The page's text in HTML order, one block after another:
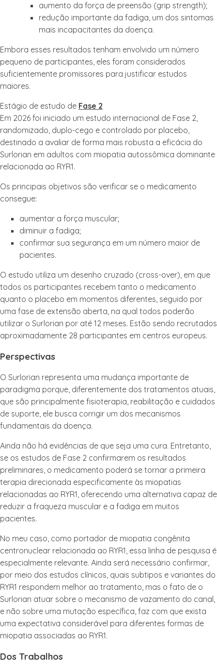
aumento da força de preensão (grip strength);
redução importante da fadiga, um dos sintomas
mais incapacitantes da doença.
Embora esses resultados tenham envolvido um número
pequeno de participantes, eles foram considerados
suficientemente promissores para justificar estudos
maiores.
Estágio de estudo de Fase 2
Em 2026 foi iniciado um estudo internacional de Fase 2,
randomizado, duplo-cego e controlado por placebo,
destinado a avaliar de forma mais robusta a eficácia do
Surlorian em adultos com miopatia autossômica dominante
relacionada ao RYR1.
Os principais objetivos são verificar se o medicamento
consegue:
aumentar a força muscular;
diminuir a fadiga;
confirmar sua segurança em um número maior de
pacientes.
O estudo utiliza um desenho cruzado (cross-over), em que
todos os participantes recebem tanto o medicamento
quanto o placebo em momentos diferentes, seguido por
uma fase de extensão aberta, na qual todos poderão
utilizar o Surlorian por até 12 meses. Estão sendo recrutados
aproximadamente 28 participantes em centros europeus.
Perspectivas
O Surlorian representa uma mudança importante de
paradigma porque, diferentemente dos tratamentos atuais,
que são principalmente fisioterapia, reabilitação e cuidados
de suporte, ele busca corrigir um dos mecanismos
fundamentais da doença.
Ainda não há evidências de que seja uma cura. Entretanto,
se os estudos de Fase 2 confirmarem os resultados
preliminares, o medicamento poderá se tornar a primeira
terapia direcionada especificamente às miopatias
relacionadas ao RYR1, oferecendo uma alternativa capaz de
reduzir a fraqueza muscular e a fadiga em muitos
pacientes.
No meu caso, como portador de miopatia congênita
centronuclear relacionada ao RYR1, essa linha de pesquisa é
especialmente relevante. Ainda será necessário confirmar,
por meio dos estudos clínicos, quais subtipos e variantes do
RYR1 respondem melhor ao tratamento, mas o fato de o
Surlorian atuar sobre o mecanismo de vazamento do canal,
e não sobre uma mutação específica, faz com que exista
uma expectativa considerável para diferentes formas de
miopatia associadas ao RYR1.
Dos Trabalhos